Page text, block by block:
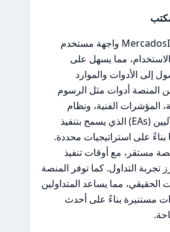
تستخدم MercadosInvest واجهة مستخدم
مما يسهل على
إلى الأدوات والموارد
المنصة أدوات مثل الرسوم
المؤشرات الفنية، ونظام
المستشارين الآليين (EAs) الذي يسمح بتنفيذ
بناءً على استراتيجيات محددة.
مستقر، مع أوقات تنفيذ
تجربة التداول. كما توفر المنصة
الحقيقي، مما يساعد المتداولين
مستنيرة بناءً على أحدث